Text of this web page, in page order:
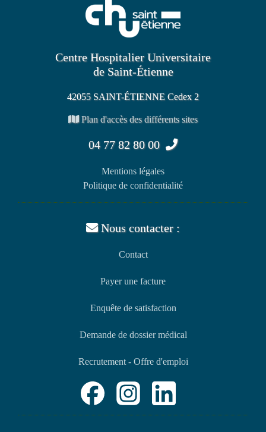
Centre Hospitalier Universitaire
de Saint-Étienne
42055 SAINT-ÉTIENNE Cedex 2
Plan d'accès des différents sites
04 77 82 80 00
Mentions légales
Politique de confidentialité
Nous contacter :
Contact
Payer une facture
Enquête de satisfaction
Demande de dossier médical
Recrutement - Offre d'emploi